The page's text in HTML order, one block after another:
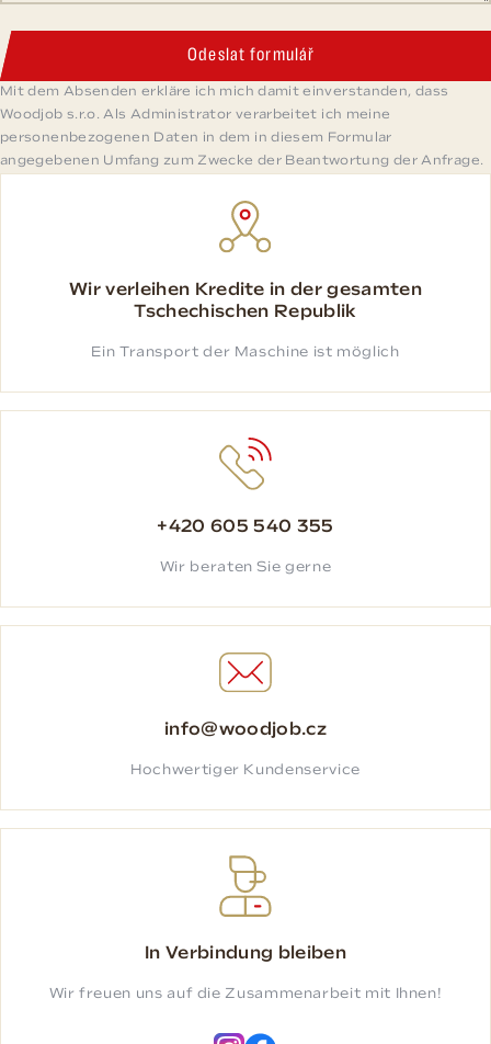
Odeslat formulář
Mit dem Absenden erkläre ich mich damit einverstanden, dass
Woodjob s.r.o. Als Administrator verarbeitet ich meine
personenbezogenen Daten in dem in diesem Formular
angegebenen Umfang zum Zwecke der Beantwortung der Anfrage.
Wir verleihen Kredite in der gesamten
Tschechischen Republik
Ein Transport der Maschine ist möglich
+420 605 540 355
Wir beraten Sie gerne
info@woodjob.cz
Hochwertiger Kundenservice
In Verbindung bleiben
Wir freuen uns auf die Zusammenarbeit mit Ihnen!